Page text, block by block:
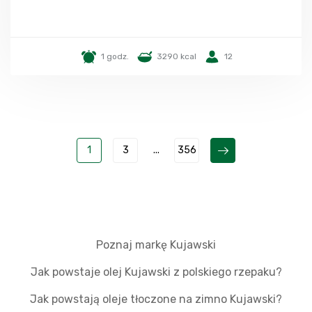
1 godz. 3290 kcal 12
1 3 ... 356
Poznaj markę Kujawski
Jak powstaje olej Kujawski z polskiego rzepaku?
Jak powstają oleje tłoczone na zimno Kujawski?